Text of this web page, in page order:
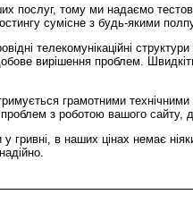
послуг, тому ми надаємо
сумісне з будь-якими
телекомунікаційні
вирішення проблем.
грамотними
з роботою вашого сайту,
гривні, в наших цінах немає